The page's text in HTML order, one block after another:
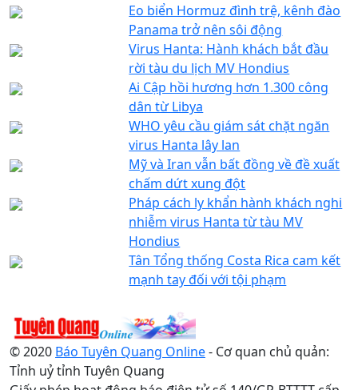
Eo biển Hormuz đình trệ, kênh đào
Panama trở nên sôi động
Virus Hanta: Hành khách bắt đầu
rời tàu du lịch MV Hondius
Ai Cập hồi hương hơn 1.300 công
dân từ Libya
WHO yêu cầu giám sát chặt ngăn
virus Hanta lây lan
Mỹ và Iran vẫn bất đồng về đề xuất
chấm dứt xung đột
Pháp cách ly khẩn hành khách nghi
nhiễm virus Hanta từ tàu MV
Hondius
Tân Tổng thống Costa Rica cam kết
mạnh tay đối với tội phạm
© 2020 Báo Tuyên Quang Online- Cơ quan chủ quản:
Tỉnh uỷ tỉnh Tuyên Quang